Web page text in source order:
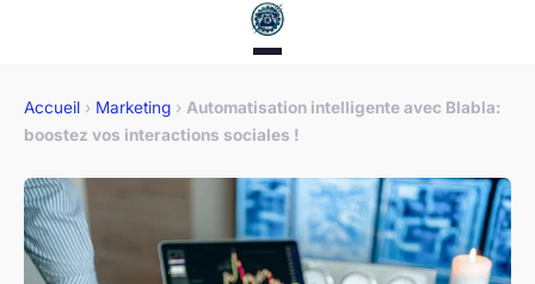
Accueil › Marketing › Automatisation intelligente avec Blabla:
boostez vos interactions sociales !